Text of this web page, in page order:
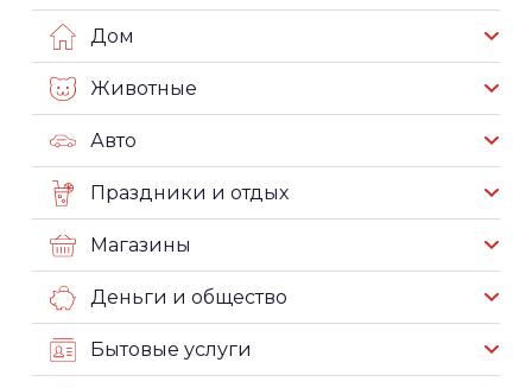
Дом
Животные
Авто
Праздники и отдых
Магазины
Деньги и общество
Бытовые услуги